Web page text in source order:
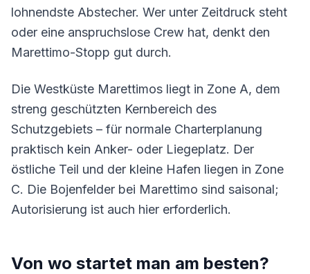
lohnendste Abstecher. Wer unter Zeitdruck steht
oder eine anspruchslose Crew hat, denkt den
Marettimo-Stopp gut durch.
Die Westküste Marettimos liegt in Zone A, dem
streng geschützten Kernbereich des
Schutzgebiets – für normale Charterplanung
praktisch kein Anker- oder Liegeplatz. Der
östliche Teil und der kleine Hafen liegen in Zone
C. Die Bojenfelder bei Marettimo sind saisonal;
Autorisierung ist auch hier erforderlich.
Von wo startet man am besten?